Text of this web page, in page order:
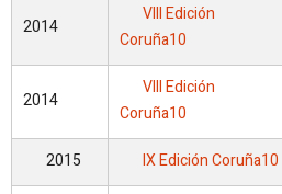
2014
VIII Edición
Coruña10
2014
VIII Edición
Coruña10
2015 IX Edición Coruña10